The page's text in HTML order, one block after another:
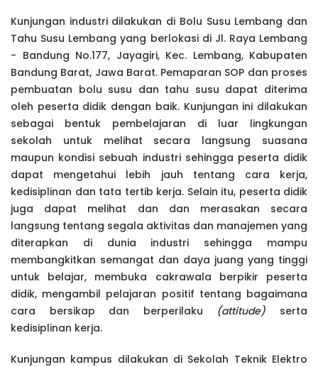
Kunjungan industri dilakukan di Bolu Susu Lembang dan
Tahu Susu Lembang yang berlokasi di Jl. Raya Lembang
- Bandung No.177, Jayagiri, Kec. Lembang, Kabupaten
Bandung Barat, Jawa Barat. Pemaparan SOP dan proses
pembuatan bolu susu dan tahu susu dapat diterima
oleh peserta didik dengan baik. Kunjungan ini dilakukan
sebagai bentuk pembelajaran di luar lingkungan
sekolah untuk melihat secara langsung suasana
maupun kondisi sebuah industri sehingga peserta didik
dapat mengetahui lebih jauh tentang cara kerja,
kedisiplinan dan tata tertib kerja. Selain itu, peserta didik
juga dapat melihat dan dan merasakan secara
langsung tentang segala aktivitas dan manajemen yang
diterapkan di dunia industri sehingga mampu
membangkitkan semangat dan daya juang yang tinggi
untuk belajar, membuka cakrawala berpikir peserta
didik, mengambil pelajaran positif tentang bagaimana
cara bersikap dan berperilaku (attitude) serta
kedisiplinan kerja.
Kunjungan kampus dilakukan di Sekolah Teknik Elektro